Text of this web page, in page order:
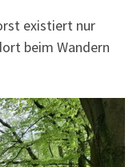
existiert nur
beim Wandern